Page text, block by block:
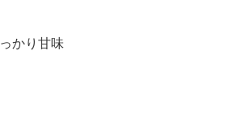
かり 甘味